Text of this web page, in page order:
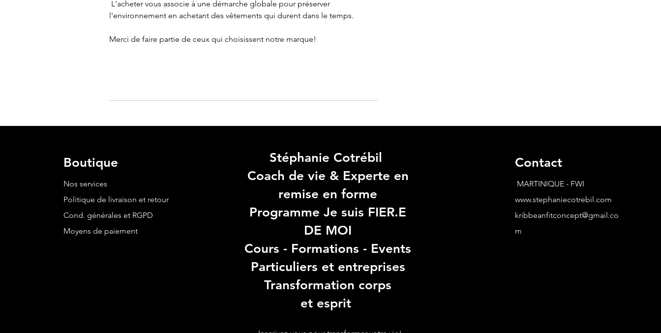
l'environnement en achetant des vêtements qui durent dans le temps.
Merci de faire partie de ceux qui choisissent notre marque!
Boutique
Nos services
Politique de livraison et retour
Cond. générales et RGPD
Moyens de paiement
Stéphanie Cotrébil
Coach de vie & Experte en
remise en forme
Programme Je suis FIER.E
DE MOI
Cours - Formations - Events
Particuliers et entreprises
Transformation corps
et esprit
Contact
MARTINIQUE - FWI
www.stephaniecotrebil.com
kribbeanfitconcept@gmail.co
m